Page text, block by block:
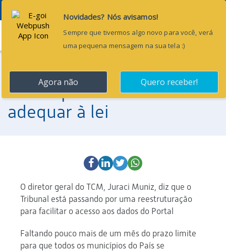
Menu
22 de abril de 2013
Municípios devem se
adequar à lei
O diretor geral do TCM, Juraci Muniz, diz que o
Tribunal está passando por uma reestruturação
para facilitar o acesso aos dados do Portal
Faltando pouco mais de um mês do prazo limite
para que todos os municípios do País se